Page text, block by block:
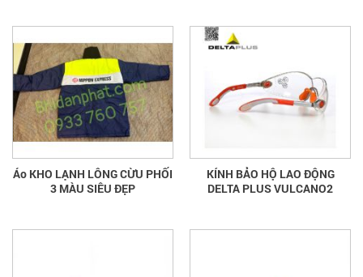
Áo KHO LẠNH LÔNG CỪU PHỐI
3 MÀU SIÊU ĐẸP
KÍNH BẢO HỘ LAO ĐỘNG
DELTA PLUS VULCANO2